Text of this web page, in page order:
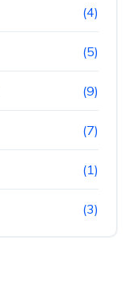
(4)
(5)
(9)
(7)
(1)
(3)